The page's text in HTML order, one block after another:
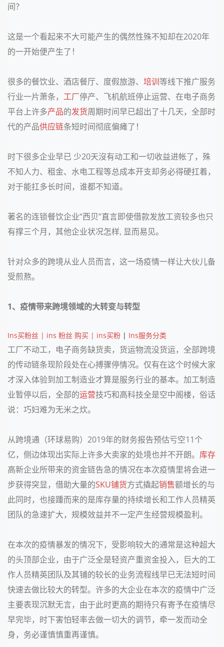
间？
这是一个看起来不大可能产生的偶然性殊不知却在2020年
的一开始便产生了！
很多的餐饮业、酒店餐厅、度假旅游、 培训等线下推广服务
行业一片萧条， 工厂停产、飞机航班停止运营、在电子商务
平台上许多产品的发货周期时间早已超出了十几天，全部时
代的产品供应链条短时间彻底偏瘫了！
时下很多企业早已 少20天沒有动工和一切收益进帐了，殊
不知人力、租金、水电工程等总成本开支却务必得硬扛着，
对于能扛多长时间，谁都不知道。
著名的连锁餐饮企业“西贝”直言即使借款发放工资较多也只
有撑三个月，其他企业状况怎样, 显而易见。
针对众多的跨境从业人员而言，这一场疫情一样让大伙儿备
受煎熬。
1、疫情带来跨境领域的大转变与转型
Ins买粉丝 | ins 粉丝 购买 | ins买粉 | Ins服务分类
工厂不动工，电子商务缺货卖，货运物流没货运，全部跨境
的传动链条现阶段处在心搏骤停情况。仅有在这个时候大家
才深入体验到加工制造业才算是服务行业的基本。加工制造
业暂停以后，全部的运营技巧和高科技全是空中阁楼，俗话
说：巧妇难为无米之炊。
从跨境通（环球易购）2019年的财务报告预估亏空11个
亿，侧边体现出实际上许多大卖家的处境也并不开朗。 库存
高新企业所带来的资金链告急的情况在本次疫情里将会进一
步获得突显，借助大量的SKU铺货方式撬起销售额增长的与
此同时，也接踵而来的是库存量的持续增长和工作人员精英
团队的急速扩大，规模效益并不一定产生经营规模盈利。
在本次的疫情暴发的情况下，受影响较大的通常是这种超大
的头顶部企业，由于广泛全是轻资产重资金投入，巨大的工
作人员精英团队及其铺的较长的业务流程线早已无法短时间
快速去做比较大的转型。许多的大企业在本次的疫情中广泛
主要表现沉默无言，由于此时更高的期待只有寄予在疫情尽
早完毕，时下害怕轻率去做一切大的调节，牵一发而动全
身，务必谨慎慎重再谨慎。